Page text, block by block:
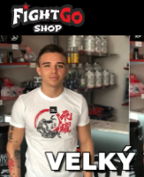
Přejít
na
obsah
O
T
E
V
K
o
š
í
k
Zpět
Zpět
C
o
p
o